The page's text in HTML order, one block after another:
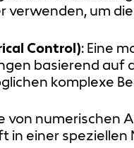
verwenden, um
Control): Eine
basierend auf
komplexe
von numerischen
in einer